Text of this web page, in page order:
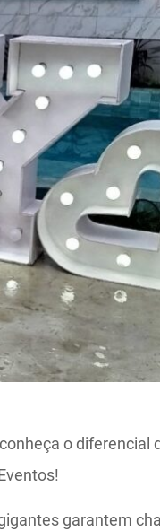
o diferencial
garantem